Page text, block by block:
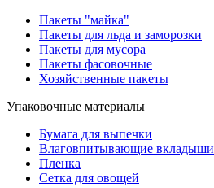
Пакеты "майка"
Пакеты для льда и заморозки
Пакеты для мусора
Пакеты фасовочные
Хозяйственные пакеты
Упаковочные материалы
Бумага для выпечки
Влаговпитывающие вкладыши
Пленка
Сетка для овощей